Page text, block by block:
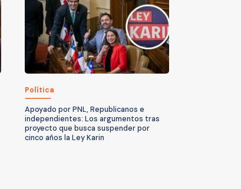
Política
Apoyado por PNL, Republicanos e
independientes: Los argumentos tras
proyecto que busca suspender por
cinco años la Ley Karin